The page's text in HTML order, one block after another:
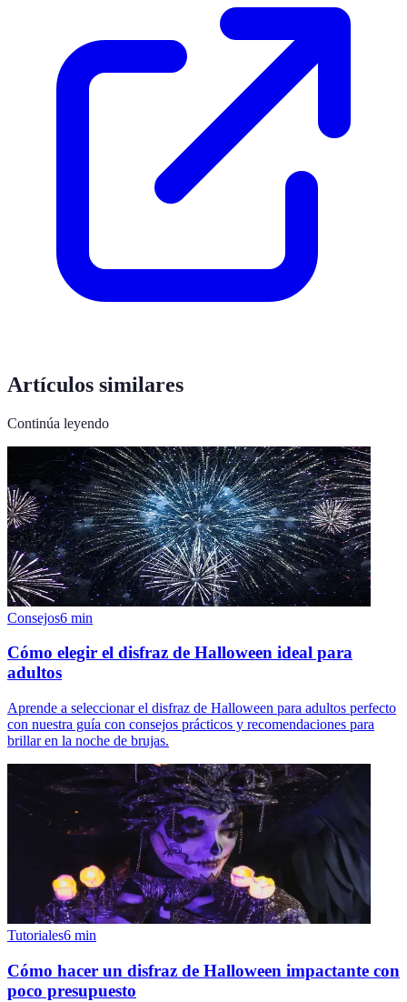
Artículos similares
Continúa leyendo
Consejos6 min
Cómo elegir el disfraz de Halloween ideal para
adultos
Aprende a seleccionar el disfraz de Halloween para adultos perfecto
con nuestra guía con consejos prácticos y recomendaciones para
brillar en la noche de brujas.
Tutoriales6 min
Cómo hacer un disfraz de Halloween impactante con
poco presupuesto